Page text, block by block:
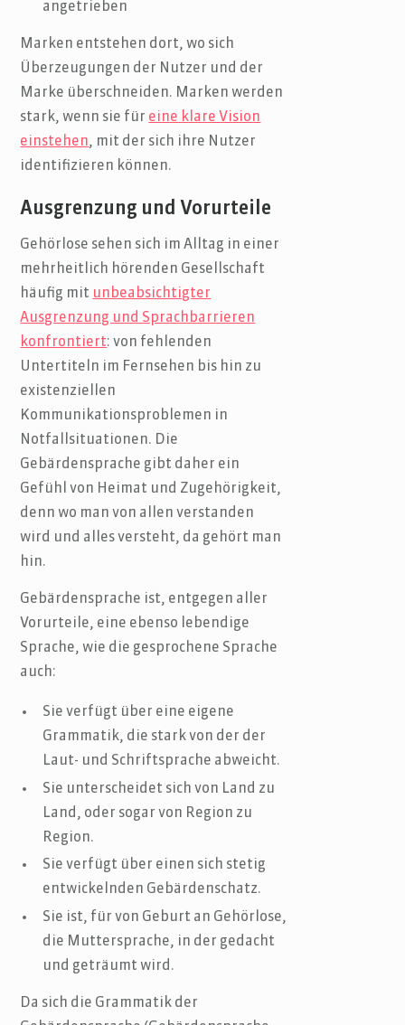
angetrieben
Marken entstehen dort, wo sich
Überzeugungen der Nutzer und der
Marke überschneiden. Marken werden
stark, wenn sie für eine klare Vision
einstehen, mit der sich ihre Nutzer
identifizieren können.
Ausgrenzung und Vorurteile
Gehörlose sehen sich im Alltag in einer
mehrheitlich hörenden Gesellschaft
häufig mit unbeabsichtigter
Ausgrenzung und Sprachbarrieren
konfrontiert: von fehlenden
Untertiteln im Fernsehen bis hin zu
existenziellen
Kommunikationsproblemen in
Notfallsituationen. Die
Gebärdensprache gibt daher ein
Gefühl von Heimat und Zugehörigkeit,
denn wo man von allen verstanden
wird und alles versteht, da gehört man
hin.
Gebärdensprache ist, entgegen aller
Vorurteile, eine ebenso lebendige
Sprache, wie die gesprochene Sprache
auch:
Sie verfügt über eine eigene
Grammatik, die stark von der der
Laut- und Schriftsprache abweicht.
Sie unterscheidet sich von Land zu
Land, oder sogar von Region zu
Region.
Sie verfügt über einen sich stetig
entwickelnden Gebärdenschatz.
Sie ist, für von Geburt an Gehörlose,
die Muttersprache, in der gedacht
und geträumt wird.
Da sich die Grammatik der